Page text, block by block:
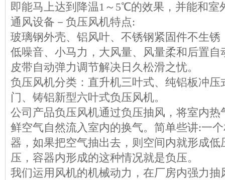
即能马上达到降温1～5℃的效果，并能和室
通风设备－负压风机特点:
玻璃钢外壳、铝风叶、不锈钢紧固件不生锈
低噪音、小马力，大风量、风量柔和后置自
皮带自动弹力调节解决日久松滑之忧。
负压风机分类：直升机三叶式、纯铝板冲
门、铸铝新型六叶式负压风机。
公司产品负压风机通过负压抽风，将室内
鲜空气自然流入室内的换气。简单些讲:一
器，如果把空气抽出去，则空间内就形成
压，容器内形成的这种情况就是负压。
我们运用风机的机械动力，在厂房内强力